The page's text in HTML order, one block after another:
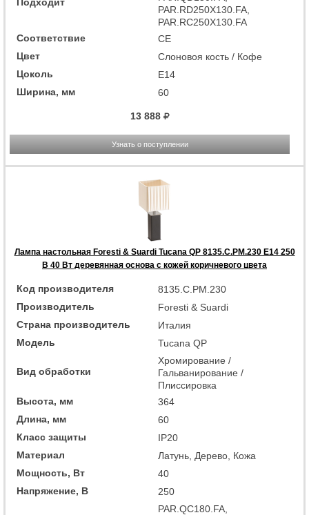
PAR.RD250X130.FA,
PAR.RC250X130.FA
Соответствие
CE
Цвет
Слоновоя кость / Кофе
Цоколь
E14
Ширина, мм
60
13 888
Узнать о поступлении
Лампа настольная Foresti & Suardi Tucana QP 8135.C.PM.230 E14 250
В 40 Вт деревянная основа с кожей коричневого цвета
Код производителя
8135.C.PM.230
Производитель
Foresti & Suardi
Страна производитель
Италия
Модель
Tucana QP
Вид обработки
Хромирование /
Гальванирование /
Плиссировка
Высота, мм
364
Длина, мм
60
Класс защиты
IP20
Материал
Латунь, Дерево, Кожа
Мощность, Вт
40
Напряжение, В
250
PAR.QC180.FA,